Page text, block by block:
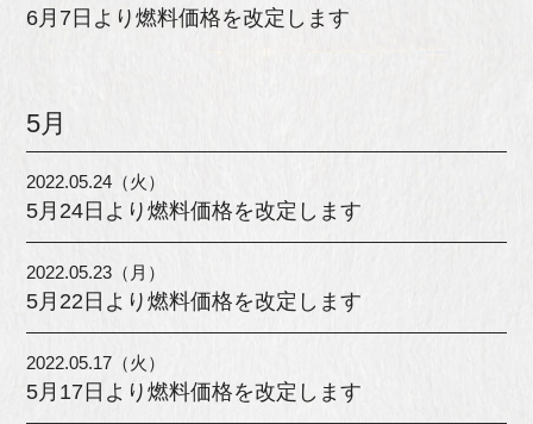
6月7日より燃料価格を改定します
5月
2022.05.24（火）
5月24日より燃料価格を改定します
2022.05.23（月）
5月22日より燃料価格を改定します
2022.05.17（火）
5月17日より燃料価格を改定します